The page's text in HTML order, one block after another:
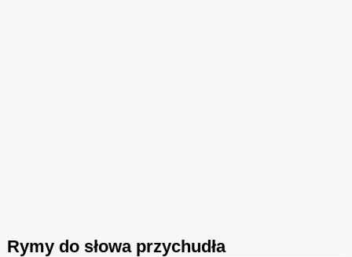
Rymy do słowa przychudła